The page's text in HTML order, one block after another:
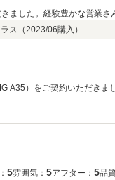
ました。経験豊かな営業さ
ス（2023/06購入）
A35）をご契約いただき
5雰囲気： 5アフター： 5品